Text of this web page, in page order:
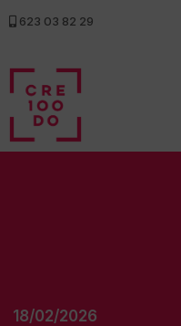
623 03 82 29
18/02/2026